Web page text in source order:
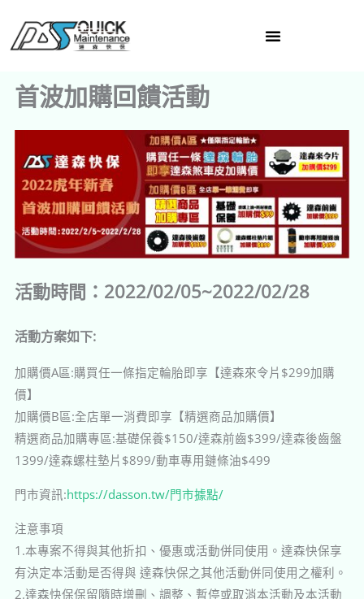
主
首波加購回饋活動
活動時間：2022/02/05~2022/02/28
活動方案如下:
加購價A區:購買任一條指定輪胎即享【達森來令片$299加購
價】
加購價B區:全店單一消費即享【精選商品加購價】
精選商品加購專區:基礎保養$150/達森前齒$399/達森後齒盤
1399/達森螺柱墊片$899/動車專用鏈條油$499
門市資訊:https://dasson.tw/門市據點/
注意事項
1.本專案不得與其他折扣、優惠或活動併同使用。達森快保享
有決定本活動是否得與 達森快保之其他活動併同使用之權利。
2.達森快保保留隨時增刪、調整、暫停或取消本活動及本活動